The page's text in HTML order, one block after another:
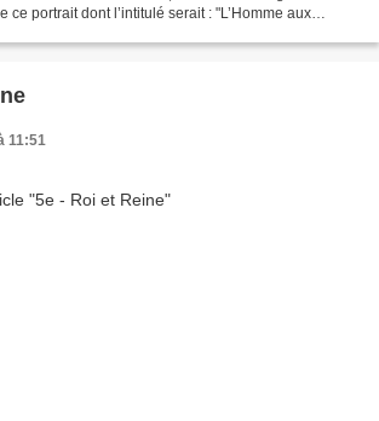
ce portrait dont l’intitulé serait : "L’Homme aux
11:51